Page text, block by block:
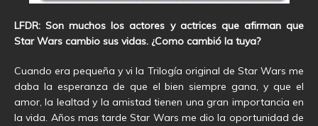
LFDR: Son muchos los actores y actrices que afirman que
Star Wars cambio sus vidas. ¿Como cambió la tuya?
Cuando era pequeña y vi la Trilogía original de Star Wars me
daba la esperanza de que el bien siempre gana, y que el
amor, la lealtad y la amistad tienen una gran importancia en
la vida. Años mas tarde Star Wars me dio la oportunidad de